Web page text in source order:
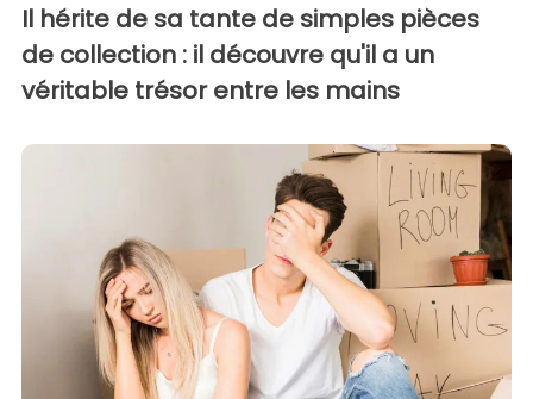
Il hérite de sa tante de simples pièces
de collection : il découvre qu'il a un
véritable trésor entre les mains